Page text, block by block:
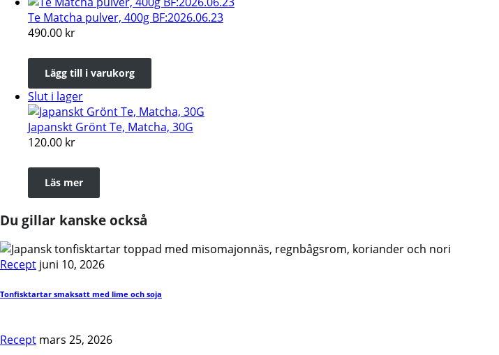
Te Matcha pulver, 400g BF:2026.06.23
490.00 kr
Lägg till i varukorg
Slut i lager
Japanskt Grönt Te, Matcha, 30G
120.00 kr
Läs mer
Du gillar kanske också
Recept juni 10, 2026
Tonfisktartar smaksatt med lime och soja
Recept mars 25, 2026